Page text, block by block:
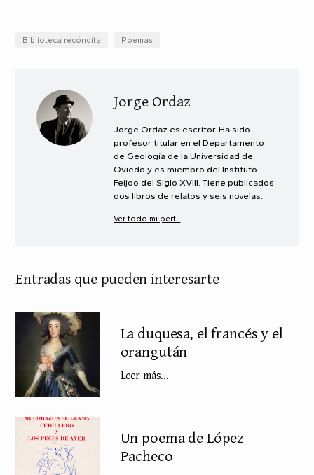
Biblioteca recóndita Poemas
Jorge Ordaz
Jorge Ordaz es escritor. Ha sido
profesor titular en el Departamento
de Geología de la Universidad de
Oviedo y es miembro del Instituto
Feijoo del Siglo XVIII. Tiene publicados
dos libros de relatos y seis novelas.
Ver todo mi perfil
Entradas que pueden interesarte
La duquesa, el francés y el
orangután
Leer más...
Un poema de López
Pacheco